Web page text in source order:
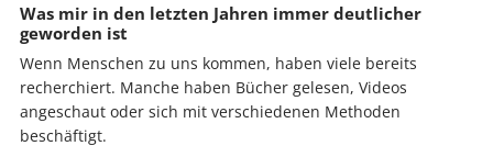
Was mir in den letzten Jahren immer deutlicher
geworden ist
Wenn Menschen zu uns kommen, haben viele bereits
recherchiert. Manche haben Bücher gelesen, Videos
angeschaut oder sich mit verschiedenen Methoden
beschäftigt.